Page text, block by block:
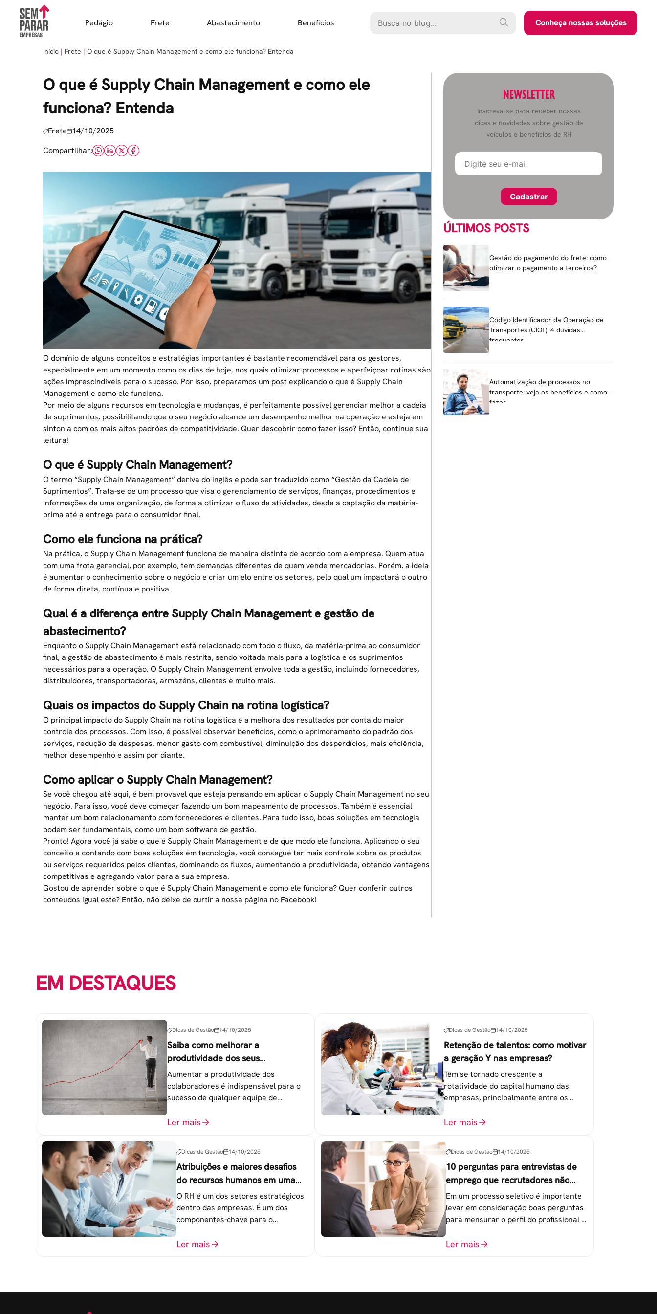
content
Pedágio Frete Abastecimento Benefícios Conheça nossas soluções
Início Frete O que é Supply Chain Management e como ele funciona? Entenda
O que é Supply Chain Management e como ele
funciona? Entenda
Frete 14/10/2025
Compartilhar:
O domínio de alguns conceitos e estratégias importantes é bastante recomendável para os gestores,
especialmente em um momento como os dias de hoje, nos quais otimizar processos e aperfeiçoar rotinas são
ações imprescindíveis para o sucesso. Por isso, preparamos um post explicando o que é Supply Chain
Management e como ele funciona.
Por meio de alguns recursos em tecnologia e mudanças, é perfeitamente possível gerenciar melhor a cadeia
de suprimentos, possibilitando que o seu negócio alcance um desempenho melhor na operação e esteja em
sintonia com os mais altos padrões de competitividade. Quer descobrir como fazer isso? Então, continue sua
leitura!
O que é Supply Chain Management?
O termo “Supply Chain Management” deriva do inglês e pode ser traduzido como “Gestão da Cadeia de
Suprimentos”. Trata-se de um processo que visa o gerenciamento de serviços, finanças, procedimentos e
informações de uma organização, de forma a otimizar o fluxo de atividades, desde a captação da matéria-
prima até a entrega para o consumidor final.
Como ele funciona na prática?
Na prática, o Supply Chain Management funciona de maneira distinta de acordo com a empresa. Quem atua
com uma frota gerencial, por exemplo, tem demandas diferentes de quem vende mercadorias. Porém, a ideia
é aumentar o conhecimento sobre o negócio e criar um elo entre os setores, pelo qual um impactará o outro
de forma direta, contínua e positiva.
Qual é a diferença entre Supply Chain Management e gestão de
abastecimento?
Enquanto o Supply Chain Management está relacionado com todo o fluxo, da matéria-prima ao consumidor
final, a gestão de abastecimento é mais restrita, sendo voltada mais para a logística e os suprimentos
necessários para a operação. O Supply Chain Management envolve toda a gestão, incluindo fornecedores,
distribuidores,transportadoras, armazéns, clientes e muito mais.
Quais os impactos do Supply Chain na rotina logística?
O principal impacto do Supply Chain na rotina logística é a melhora dos resultados por conta do maior
controle dos processos. Com isso, é possível observar benefícios, como o aprimoramento do padrão dos
serviços, redução de despesas, menor gasto comcombustível, diminuição dos desperdícios, mais eficiência,
melhor desempenho e assim por diante.
Como aplicar o Supply Chain Management?
Se você chegou até aqui, é bem provável que esteja pensando em aplicar o Supply Chain Management no seu
negócio. Para isso, você deve começar fazendo um bom mapeamento de processos. Também é essencial
manter um bom relacionamento com fornecedores e clientes. Para tudo isso, boas soluções em tecnologia
podem ser fundamentais, como um bom software de gestão.
Pronto! Agora você já sabe o que é Supply Chain Management e de que modo ele funciona. Aplicando o seu
conceito e contando com boas soluções em tecnologia, você consegue ter mais controle sobre os produtos
ou serviços requeridos pelos clientes, dominando os fluxos, aumentando a produtividade, obtendo vantagens
competitivas e agregando valor para a sua empresa.
Gostou de aprender sobre o que é Supply Chain Management e como ele funciona? Quer conferir outros
conteúdos igual este? Então, não deixe de curtir a nossa página no Facebook!
NEWSLETTER
Inscreva-se para receber nossas
dicas e novidades sobre gestão de
veículos e benefícios de RH
ÚLTIMOS POSTS
Gestão do pagamento do frete: como
otimizar o pagamento a terceiros?
Código Identificador da Operação de
Transportes (CIOT): 4 dúvidas
frequentes
Automatização de processos no
transporte: veja os benefícios e como
fazer
EM DESTAQUES
Dicas de Gestão 14/10/2025
Saiba como melhorar a
produtividade dos seus
colaboradores
Aumentar a produtividade dos
colaboradores é indispensável para o
sucesso de qualquer equipe de
esquecidas.
Ler mais
Dicas de Gestão 14/10/2025
Retenção de talentos: como motivar
a geração Y nas empresas?
Têm se tornado crescente a
rotatividade do capital humano das
empresas, principalmente entre os
chamada Geração Y.
Ler mais
Dicas de Gestão 14/10/2025
Atribuições e maiores desafios
do recursos humanos em uma
empresa
O RH é um dos setores estratégicos
dentro das empresas. É um dos
componentes-chave para o
atingimento das metas
organizacionais.
Ler mais
Dicas de Gestão 14/10/2025
10 perguntas para entrevistas de
emprego que recrutadores não
devem fazer
Em um processo seletivo é importante
levar em consideração boas perguntas
para mensurar o perfil do profissional e
Ler mais